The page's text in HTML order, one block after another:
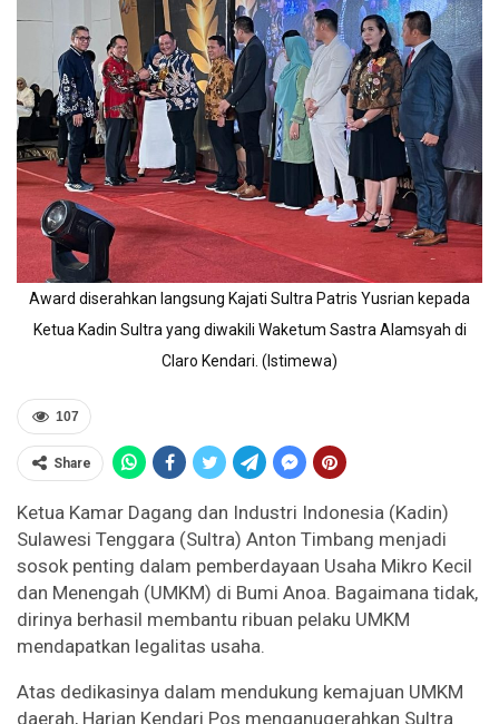
Award diserahkan langsung Kajati Sultra Patris Yusrian kepada
Ketua Kadin Sultra yang diwakili Waketum Sastra Alamsyah di
Claro Kendari. (Istimewa)
107
Share
Ketua Kamar Dagang dan Industri Indonesia (Kadin)
Sulawesi Tenggara (Sultra) Anton Timbang menjadi
sosok penting dalam pemberdayaan Usaha Mikro Kecil
dan Menengah (UMKM) di Bumi Anoa. Bagaimana tidak,
dirinya berhasil membantu ribuan pelaku UMKM
mendapatkan legalitas usaha.
Atas dedikasinya dalam mendukung kemajuan UMKM
daerah, Harian Kendari Pos menganugerahkan Sultra